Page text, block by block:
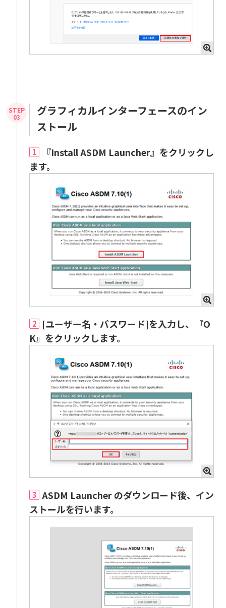
グラフィカルインターフェースのイン
ストール
1
『Install ASDM Launcher』をクリックし
ます。
2
[ユーザー名・パスワード]を入力し、『O
K』をクリックします。
3 ASDM Launcher のダウンロード後、イン
ストールを行います。